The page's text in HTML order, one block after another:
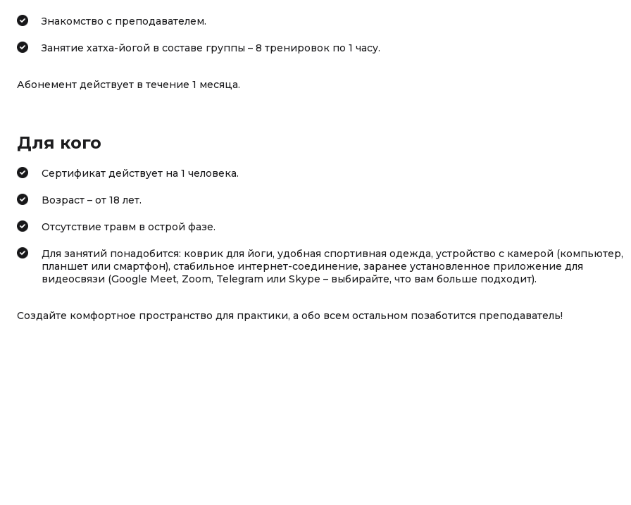
Знакомство с преподавателем.
Занятие хатха-йогой в составе группы – 8 тренировок по 1 часу.
Абонемент действует в течение 1 месяца.
Для кого
Сертификат действует на 1 человека.
Возраст – от 18 лет.
Отсутствие травм в острой фазе.
Для занятий понадобится: коврик для йоги, удобная спортивная одежда, устройство с камерой (компьютер,
планшет или смартфон), стабильное интернет-соединение, заранее установленное приложение для
видеосвязи (Google Meet, Zoom, Telegram или Skype – выбирайте, что вам больше подходит).
Создайте комфортное пространство для практики, а обо всем остальном позаботится преподаватель!